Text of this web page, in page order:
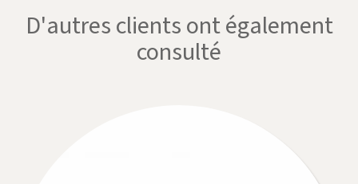
D'autres clients ont également
consulté